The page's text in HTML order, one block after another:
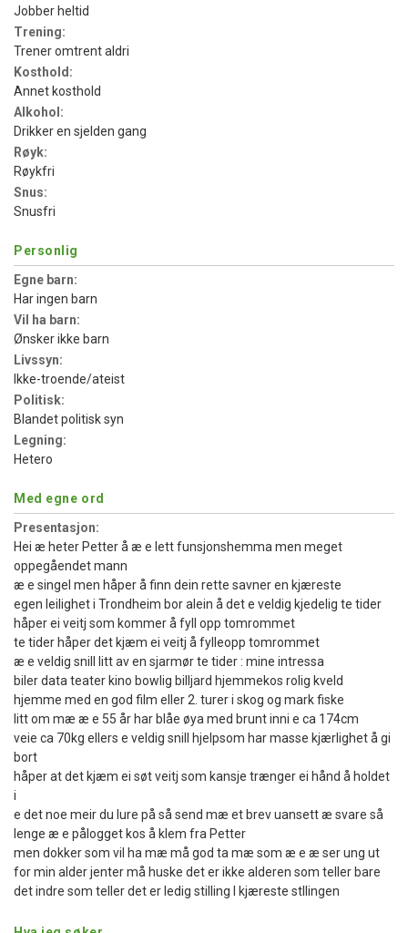
Jobber heltid
Trening:
Trener omtrent aldri
Kosthold:
Annet kosthold
Alkohol:
Drikker en sjelden gang
Røyk:
Røykfri
Snus:
Snusfri
Personlig
Egne barn:
Har ingen barn
Vil ha barn:
Ønsker ikke barn
Livssyn:
Ikke-troende/ateist
Politisk:
Blandet politisk syn
Legning:
Hetero
Med egne ord
Presentasjon:
Hei æ heter Petter å æ e lett funsjonshemma men meget
oppegåendet mann
æ e singel men håper å finn dein rette savner en kjæreste
egen leilighet i Trondheim bor alein å det e veldig kjedelig te tider
håper ei veitj som kommer å fyll opp tomrommet
te tider håper det kjæm ei veitj å fylleopp tomrommet
æ e veldig snill litt av en sjarmør te tider : mine intressa
biler data teater kino bowlig billjard hjemmekos rolig kveld
hjemme med en god film eller 2. turer i skog og mark fiske
litt om mæ æ e 55 år har blåe øya med brunt inni e ca 174cm
veie ca 70kg ellers e veldig snill hjelpsom har masse kjærlighet å gi
bort
håper at det kjæm ei søt veitj som kansje trænger ei hånd å holdet
i
e det noe meir du lure på så send mæ et brev uansett æ svare så
lenge æ e pålogget kos å klem fra Petter
men dokker som vil ha mæ må god ta mæ som æ e æ ser ung ut
for min alder jenter må huske det er ikke alderen som teller bare
det indre som teller det er ledig stilling I kjæreste stllingen